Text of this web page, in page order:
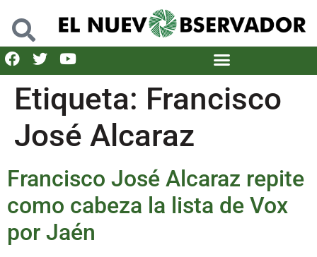
Etiqueta: Francisco
José Alcaraz
Francisco José Alcaraz repite
como cabeza la lista de Vox
por Jaén